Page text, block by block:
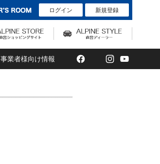
ログイン 新規登録
事業者様向け情報 Facebook
TwitterInstagram